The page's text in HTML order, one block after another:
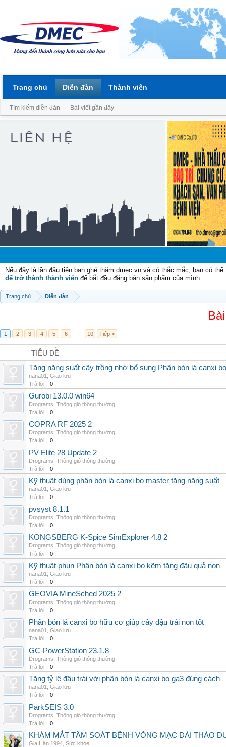
Nếu đây là lần đầu tiên bạn ghé thăm dmec.vn và có thắc mắc, bạn có
để trở thành thành viên để bắt đầu đăng bán sản phẩm của mình.
Trang chủ Diễn đàn
1 2 3 4 5 6 → 10 Tiếp >
TIÊU ĐỀ
Tăng năng suất cây trồng nhờ bổ sung Phân bón lá canxi
nana01
Giao lưu
Trả lời:
0
Gurobi 13.0.0 win64
Drograms Thông gió thông thường
Trả lời:
0
COPRA RF 2025 2
Drograms Thông gió thông thường
Trả lời:
0
PV Elite 28 Update 2
Drograms Thông gió thông thường
Trả lời:
0
Kỹ thuật dùng phân bón lá canxi bo master tăng năng suất
nana01
Giao lưu
Trả lời:
0
pvsyst 8.1.1
Drograms Thông gió thông thường
Trả lời:
0
KONGSBERG K-Spice SimExplorer 4.8 2
Drograms Thông gió thông thường
Trả lời:
0
Kỹ thuật phun Phân bón lá canxi bo kẽm tăng đậu quả non
nana01
Giao lưu
Trả lời:
0
GEOVIA MineSched 2025 2
Drograms Thông gió thông thường
Trả lời:
0
Phân bón lá canxi bo hữu cơ giúp cây đậu trái non tốt
nana01
Giao lưu
Trả lời:
0
GC-PowerStation 23.1.8
Drograms Thông gió thông thường
Trả lời:
0
Tăng tỷ lệ đậu trái với phân bón lá canxi bo ga3 đúng cách
nana01
Giao lưu
Trả lời:
0
ParkSEIS 3.0
Drograms Thông gió thông thường
Trả lời:
0
KHÁM MẮT TẦM SOÁT BỆNH VÕNG MẠC ĐÁI THÁO
Gia Hân 1994 Sức khỏe
Trang chủ Diễn đàn
Tìm kiếm diễn đàn Bài viết gần đây
Thành viên